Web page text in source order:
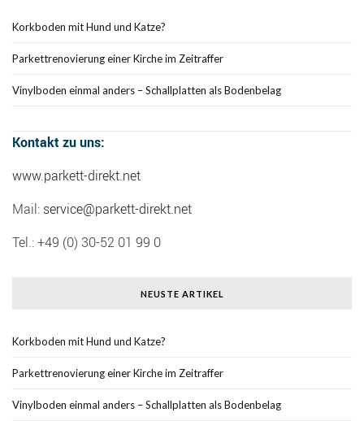
Korkboden mit Hund und Katze?
Parkettrenovierung einer Kirche im Zeitraffer
Vinylboden einmal anders – Schallplatten als Bodenbelag
Kontakt zu uns:
www.parkett-direkt.net
Mail: service@parkett-direkt.net
Tel.: +49 (0) 30-52 01 99 0
NEUSTE ARTIKEL
Korkboden mit Hund und Katze?
Parkettrenovierung einer Kirche im Zeitraffer
Vinylboden einmal anders – Schallplatten als Bodenbelag